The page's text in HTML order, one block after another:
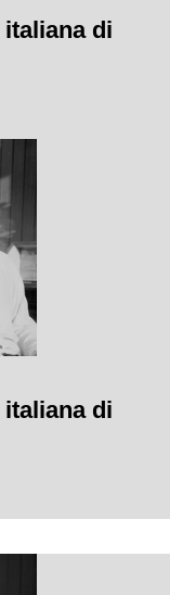
di
di